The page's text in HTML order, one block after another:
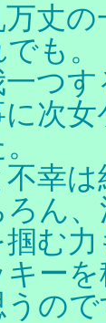
丈
も。
つ
に次
幸は
ろん
む力
キー
ので